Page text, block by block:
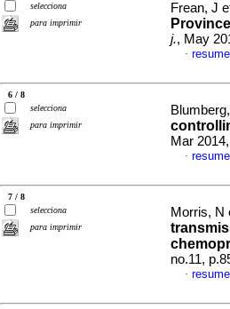
selecciona
para imprimir
Frean, J
j., May
·
6 / 8
selecciona
para imprimir
Mar
·
7 / 8
selecciona
para imprimir
Morris, N
no.11,
·